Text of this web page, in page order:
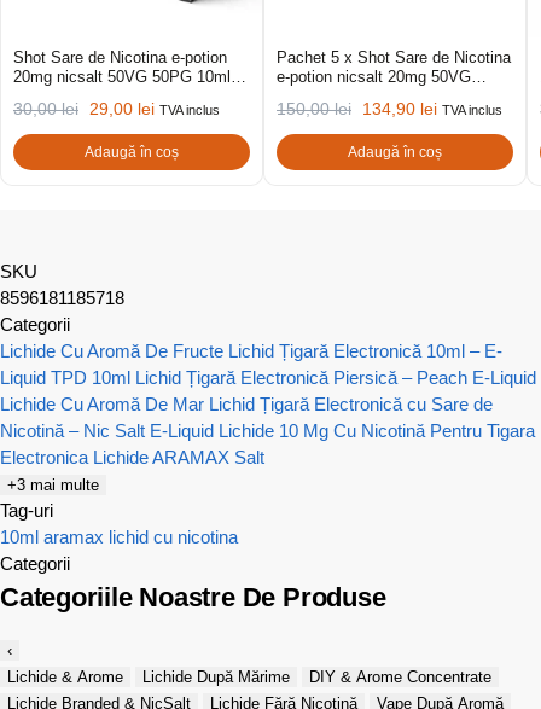
Shot Sare de Nicotina e-potion
20mg nicsalt 50VG 50PG 10ml
30,00lei 29,00 lei TVA inclus
Adaugă în coș
Pachet 5 x Shot Sare de Nicotina
e-potion nicsalt 20mg 50VG
150,00lei 134,90 lei TVA inclus
Adaugă în coș
SKU
8596181185718
Categorii
Lichide Cu Aromă De Fructe Lichid Țigară Electronică 10ml – E-
Liquid TPD 10ml Lichid Țigară Electronică Piersică – Peach E-Liquid
Lichide Cu Aromă De Mar Lichid Țigară Electronică cu Sare de
Nicotină – Nic Salt E-Liquid Lichide 10 Mg Cu Nicotină Pentru Tigara
Electronica Lichide ARAMAX Salt
+3 mai multe
Tag-uri
10ml aramax lichid cu nicotina
Categorii
Categoriile Noastre De Produse
‹
Lichide & Arome
Lichide După Mărime
DIY & Arome Concentrate
Lichide Branded & NicSalt
Lichide Fără Nicotină
Vape După Aromă